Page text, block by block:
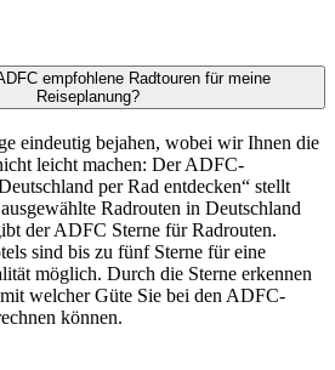
empfohlene Radtouren für meine
Reiseplanung?
eindeutig bejahen, wobei wir Ihnen die
leicht machen: Der ADFC-
per Rad entdecken“ stellt
Radrouten in Deutschland
der ADFC Sterne für Radrouten.
sind bis zu fünf Sterne für eine
möglich. Durch die Sterne erkennen
welcher Güte Sie bei den ADFC-
können.